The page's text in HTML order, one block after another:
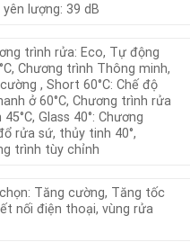
lượng: 39 dB
trình rửa: Eco, Tự động
Chương trình Thông minh,
, Short 60°C: Chế độ
ở 60°C, Chương trình rửa
45°C, Glass 40°: Chương
rửa sứ, thủy tinh 40°,
trình tùy chỉnh
Tăng cường, Tăng tốc
nối điện thoại, vùng rửa